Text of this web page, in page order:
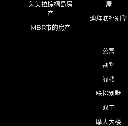
朱美拉棕榈岛房
产
MBR市的房产
屋
迪拜联排别墅
公寓
别墅
阁楼
联排别墅
双工
摩天大楼